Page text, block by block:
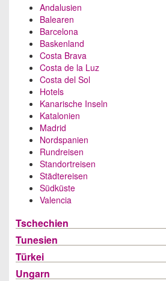
Andalusien
Balearen
Barcelona
Baskenland
Costa Brava
Costa de la Luz
Costa del Sol
Hotels
Kanarische Inseln
Katalonien
Madrid
Nordspanien
Rundreisen
Standortreisen
Städtereisen
Südküste
Valencia
Tschechien
Tunesien
Türkei
Ungarn